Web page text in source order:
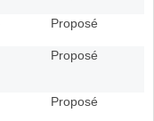
Proposé
Proposé
Proposé